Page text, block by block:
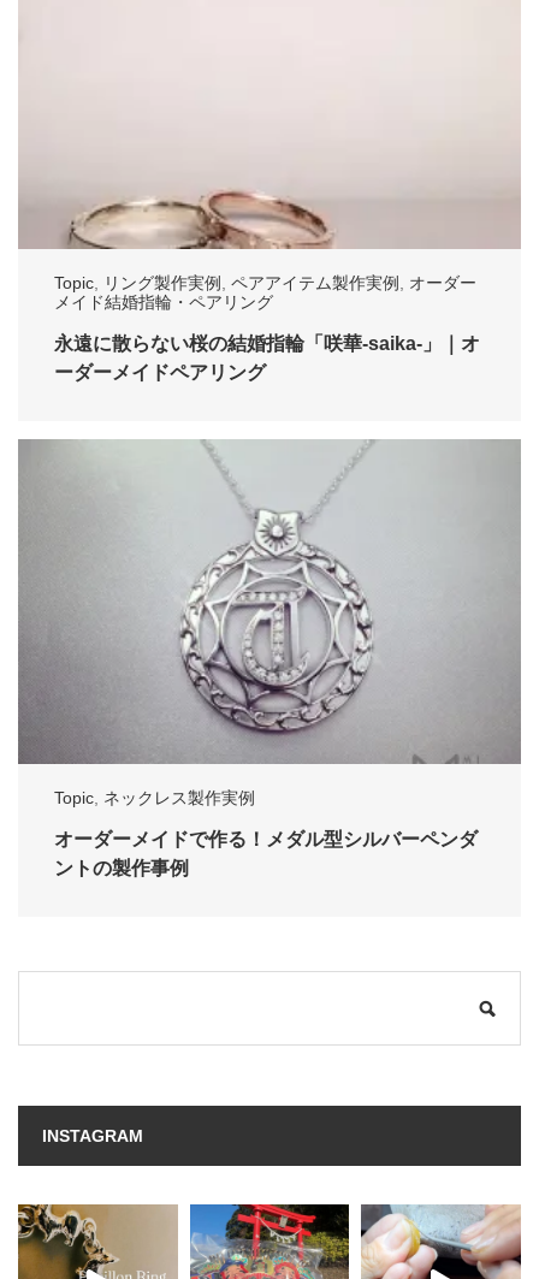
Topic, リング製作実例 , ペアアイテム製作実例 , オーダー
メイド結婚指輪・ペアリング
永遠に散らない桜の結婚指輪「咲華-saika-」｜オ
ーダーメイドペアリング
Topic ネックレス製作実例
オーダーメイドで作る！メダル型シルバーペンダ
ントの製作事例
INSTAGRAM